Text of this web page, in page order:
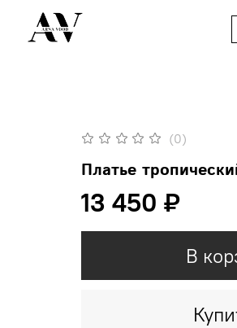
(0)
Платье
13 450 ₽
В